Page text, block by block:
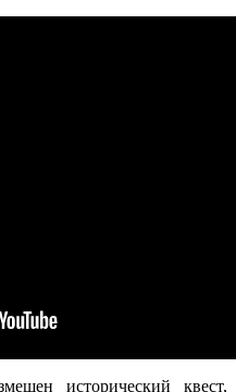
исторический квест,